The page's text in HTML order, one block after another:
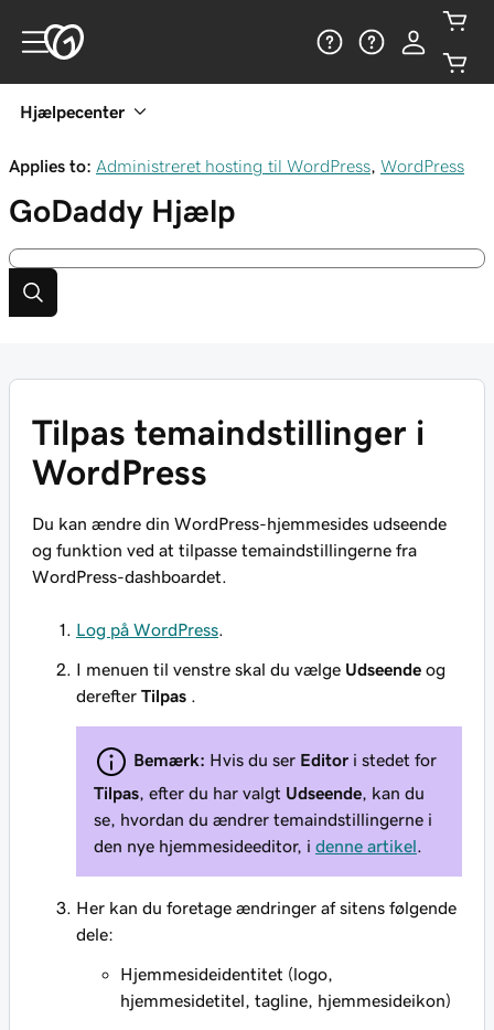
Hjælpecenter
Applies to: Administreret hosting til WordPress WordPress
GoDaddy Hjælp
Tilpas temaindstillinger i
WordPress
Du kan ændre din WordPress-hjemmesides udseende
og funktion ved at tilpasse temaindstillingerne fra
WordPress-dashboardet.
Log på WordPress
I menuen til venstre skal du vælge Udseende og
derefter Tilpas
Bemærk: Hvis du ser Editor i stedet for
Tilpas , efter du har valgt Udseende , kan du
se, hvordan du ændrer temaindstillingerne i
den nye hjemmesideeditor, i denne artikel
Her kan du foretage ændringer af sitens følgende
dele:
Hjemmesideidentitet (logo,
hjemmesidetitel, tagline, hjemmesideikon)